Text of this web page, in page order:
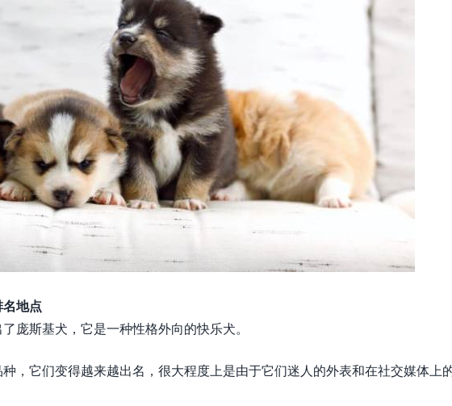
地点
庞斯基犬，它是一种性格外向的快乐犬。
，它们变得越来越出名，很大程度上是由于它们迷人的外表和在社交媒体上